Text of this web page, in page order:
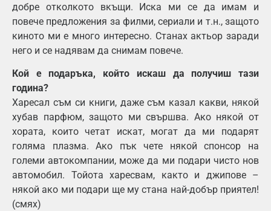
добре отколкото вкъщи. Иска ми се да имам и
повече предложения за филми, сериали и т.н., защото
киното ми е много интересно. Станах актьор заради
него и се надявам да снимам повече.
Кой е подаръка, който искаш да получиш тази
година?
Харесал съм си книги, даже съм казал какви, някой
хубав парфюм, защото ми свършва. Ако някой от
хората, които четат искат, могат да ми подарят
голяма плазма. Ако пък чете някой спонсор на
големи автокомпании, може да ми подари чисто нов
автомобил. Тойота харесвам, както и джипове –
някой ако ми подари ще му стана най-добър приятел!
(смях)